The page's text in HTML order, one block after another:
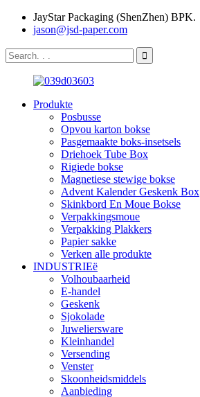
JayStar Packaging (ShenZhen) BPK.
jason@jsd-paper.com
Produkte
Posbusse
Opvou karton bokse
Pasgemaakte boks-insetsels
Driehoek Tube Box
Rigiede bokse
Magnetiese stewige bokse
Advent Kalender Geskenk Box
Skinkbord En Moue Bokse
Verpakkingsmoue
Verpakking Plakkers
Papier sakke
Verken alle produkte
INDUSTRIEë
Volhoubaarheid
E-handel
Geskenk
Sjokolade
Juweliersware
Kleinhandel
Versending
Venster
Skoonheidsmiddels
Aanbieding